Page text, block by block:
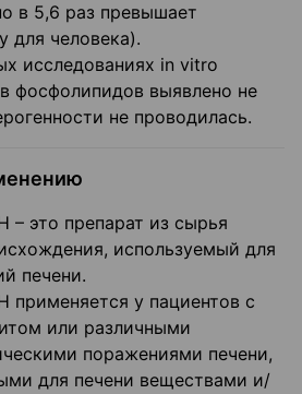
в 5,6 раз превышает
для человека).
исследованиях in vitro
фосфолипидов выявлено не
не проводилась.
– это препарат из сырья
используемый для
печени.
применяется у пациентов с
или различными
поражениями печени,
для печени веществами и/